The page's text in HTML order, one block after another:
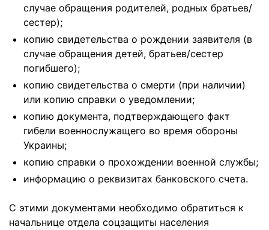
случае обращения родителей, родных братьев/
сестер);
копию свидетельства о рождении заявителя (в
случае обращения детей, братьев/сестер
погибшего);
копию свидетельства о смерти (при наличии)
или копию справки о уведомлении;
копию документа, подтверждающего факт
гибели военнослужащего во время обороны
Украины;
копию справки о прохождении военной службы;
информацию о реквизитах банковского счета.
С этими документами необходимо обратиться к
начальнице отдела соцзащиты населения